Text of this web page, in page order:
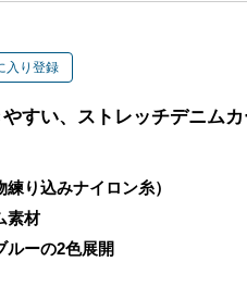
入り登録
すい、ストレッチデニム
り込みナイロン糸）
素材
ルーの2色展開